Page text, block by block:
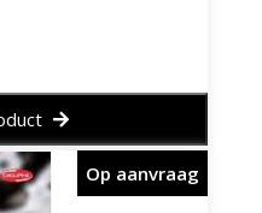
Op aanvraag